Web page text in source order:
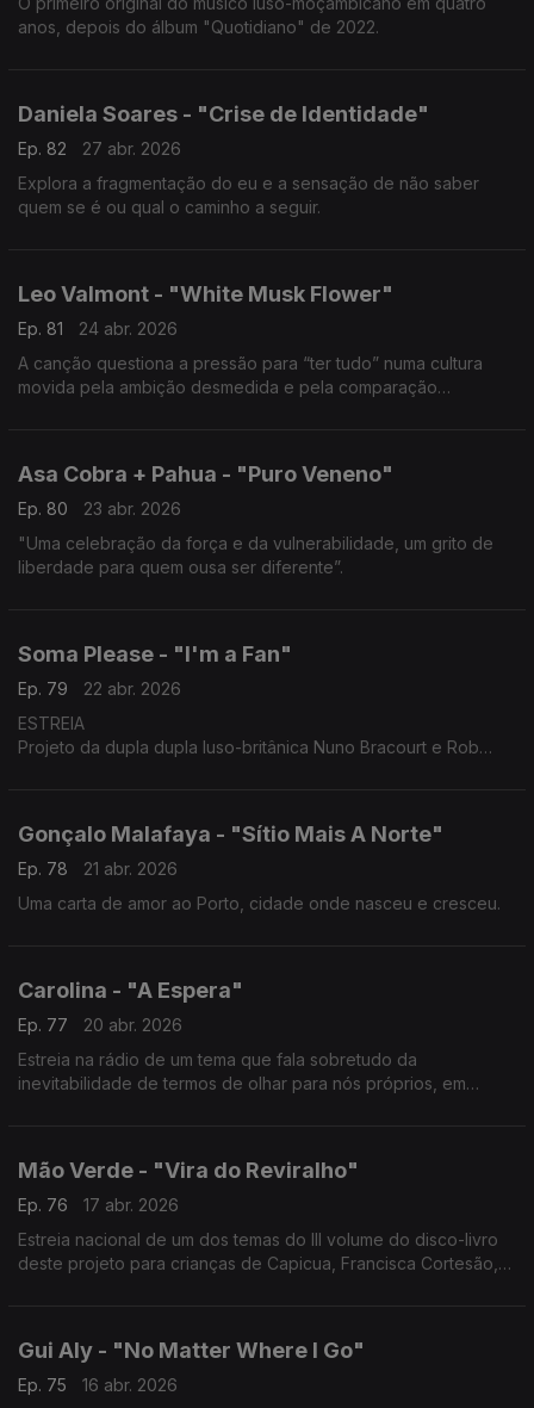
anos, depois do álbum "Quotidiano" de 2022.
Daniela Soares - "Crise de Identidade"
Ep. 82
27 abr. 2026
Explora a fragmentação do eu e a sensação de não saber
quem se é ou qual o caminho a seguir.
Leo Valmont - "White Musk Flower"
Ep. 81
24 abr. 2026
A canção questiona a pressão para “ter tudo” numa cultura
movida pela ambição desmedida e pela comparação
Asa Cobra + Pahua - "Puro Veneno"
Ep. 80
23 abr. 2026
"Uma celebração da força e da vulnerabilidade, um grito de
liberdade para quem ousa ser diferente”.
Soma Please - "I'm a Fan"
Ep. 79
22 abr. 2026
ESTREIA
Projeto da dupla dupla luso-britânica Nuno Bracourt e Rob
Gonçalo Malafaya - "Sítio Mais A Norte"
Ep. 78
21 abr. 2026
Uma carta de amor ao Porto, cidade onde nasceu e cresceu.
Carolina - "A Espera"
Ep. 77
20 abr. 2026
Estreia na rádio de um tema que fala sobretudo da
inevitabilidade de termos de olhar para nós próprios, em
Mão Verde - "Vira do Reviralho"
Ep. 76
17 abr. 2026
Estreia nacional de um dos temas do III volume do disco-livro
deste projeto para crianças de Capicua, Francisca Cortesão,
Gui Aly - "No Matter Where I Go"
Ep. 75
16 abr. 2026